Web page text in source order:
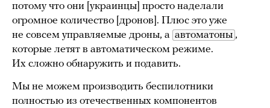
потому что они [украинцы] просто наделали
огромное количество [дронов]. Плюс это уже
не совсем управляемые дроны, а автоматоны ,
которые летят в автоматическом режиме.
Их сложно обнаружить и подавить.
Мы не можем производить беспилотники
полностью из отечественных компонентов